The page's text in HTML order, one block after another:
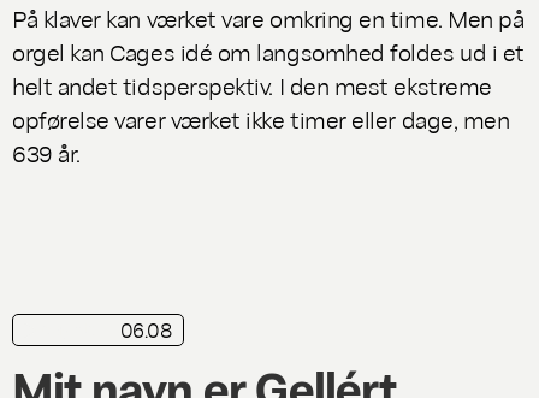
På klaver kan værket vare omkring en time. Men på
orgel kan Cages idé om langsomhed foldes ud i et
helt andet tidsperspektiv. I den mest ekstreme
opførelse varer værket ikke timer eller dage, men
639 år.
06.08